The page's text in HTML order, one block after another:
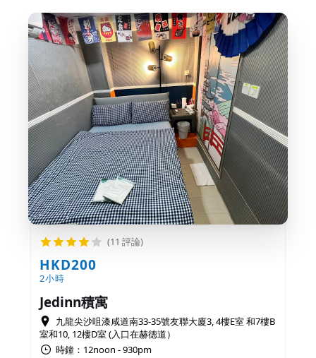
(11 評論)
HKD200
2小時
Jedinn積寓
九龍尖沙咀漆咸道南33-35號友聯大廈3, 4樓E室 和7樓B
室和10, 12樓D室 (入口在赫德道）
時鐘：12noon - 930pm